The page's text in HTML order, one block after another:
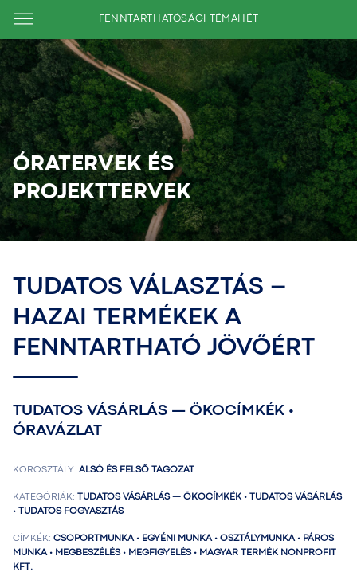
FENNTARTHATÓSÁGI TÉMAHÉT
ÓRATERVEK ÉS
PROJEKTTERVEK
TUDATOS VÁLASZTÁS –
HAZAI TERMÉKEK A
FENNTARTHATÓ JÖVŐÉRT
TUDATOS VÁSÁRLÁS — ÖKOCÍMKÉK •
ÓRAVÁZLAT
KOROSZTÁLY: ALSÓ ÉS FELSŐ TAGOZAT
KATEGÓRIÁK: TUDATOS VÁSÁRLÁS — ÖKOCÍMKÉK • TUDATOS VÁSÁRLÁS
• TUDATOS FOGYASZTÁS
CÍMKÉK: CSOPORTMUNKA • EGYÉNI MUNKA • OSZTÁLYMUNKA • PÁROS
MUNKA • MEGBESZÉLÉS • MEGFIGYELÉS • MAGYAR TERMÉK NONPROFIT
KFT.